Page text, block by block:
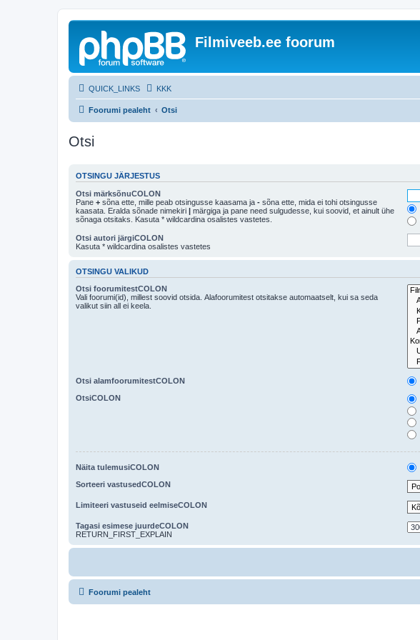
Filmiveeb.ee foorum
QUICK_LINKS KKK
Foorumi pealeht Otsi
Otsi
OTSINGU JÄRJESTUS
Otsi märksõnuCOLON
Pane + sõna ette, mille peab otsingusse kaasama ja - sõna ette, mida ei tohi otsingusse
kaasata. Eralda sõnade nimekiri | märgiga ja pane need sulgudesse, kui soovid, et ainult ühe
sõnaga otsitaks. Kasuta * wildcardina osalistes vastetes.
Otsi autori järgiCOLON
Kasuta * wildcardina osalistes vastetes
OTSINGU VALIKUD
Otsi foorumitestCOLON
Vali foorumi(id), millest soovid otsida. Alafoorumitest otsitakse automaatselt, kui sa seda
valikut siin all ei keela.
Otsi alamfoorumitestCOLON
OtsiCOLON
Näita tulemusiCOLON
Sorteeri vastusedCOLON
Limiteeri vastuseid eelmiseCOLON
Tagasi esimese juurdeCOLON
RETURN_FIRST_EXPLAIN
Foorumi pealeht